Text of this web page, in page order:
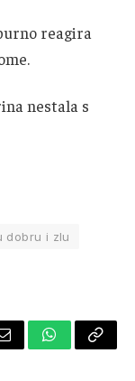
reagira
nestala s
dobru i zlu
Email WhatsApp
Copy